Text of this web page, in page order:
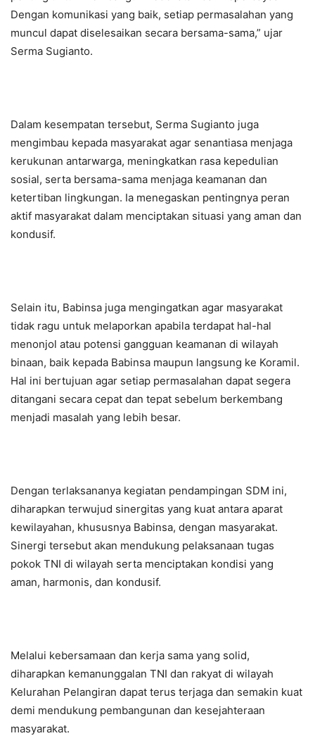
Dengan komunikasi yang baik, setiap permasalahan yang
muncul dapat diselesaikan secara bersama-sama,” ujar
Serma Sugianto.
Dalam kesempatan tersebut, Serma Sugianto juga
mengimbau kepada masyarakat agar senantiasa menjaga
kerukunan antarwarga, meningkatkan rasa kepedulian
sosial, serta bersama-sama menjaga keamanan dan
ketertiban lingkungan. Ia menegaskan pentingnya peran
aktif masyarakat dalam menciptakan situasi yang aman dan
kondusif.
Selain itu, Babinsa juga mengingatkan agar masyarakat
tidak ragu untuk melaporkan apabila terdapat hal-hal
menonjol atau potensi gangguan keamanan di wilayah
binaan, baik kepada Babinsa maupun langsung ke Koramil.
Hal ini bertujuan agar setiap permasalahan dapat segera
ditangani secara cepat dan tepat sebelum berkembang
menjadi masalah yang lebih besar.
Dengan terlaksananya kegiatan pendampingan SDM ini,
diharapkan terwujud sinergitas yang kuat antara aparat
kewilayahan, khususnya Babinsa, dengan masyarakat.
Sinergi tersebut akan mendukung pelaksanaan tugas
pokok TNI di wilayah serta menciptakan kondisi yang
aman, harmonis, dan kondusif.
Melalui kebersamaan dan kerja sama yang solid,
diharapkan kemanunggalan TNI dan rakyat di wilayah
Kelurahan Pelangiran dapat terus terjaga dan semakin kuat
demi mendukung pembangunan dan kesejahteraan
masyarakat.